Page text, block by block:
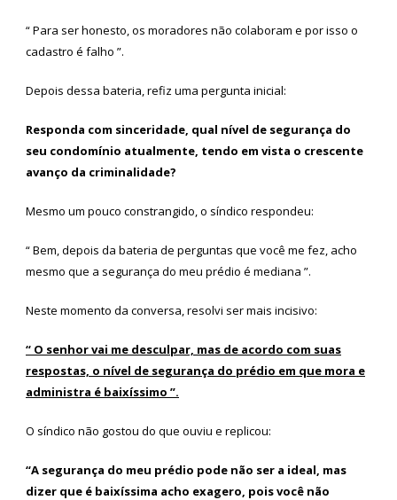
“ Para ser honesto, os moradores não colaboram e por isso o
cadastro é falho ”.
Depois dessa bateria, refiz uma pergunta inicial:
Responda com sinceridade, qual nível de segurança do
seu condomínio atualmente, tendo em vista o crescente
avanço da criminalidade?
Mesmo um pouco constrangido, o síndico respondeu:
“ Bem, depois da bateria de perguntas que você me fez, acho
mesmo que a segurança do meu prédio é mediana ”.
Neste momento da conversa, resolvi ser mais incisivo:
“ O senhor vai me desculpar, mas de acordo com suas
respostas, o nível de segurança do prédio em que mora e
administra é baixíssimo ”.
O síndico não gostou do que ouviu e replicou:
“A segurança do meu prédio pode não ser a ideal, mas
dizer que é baixíssima acho exagero, pois você não